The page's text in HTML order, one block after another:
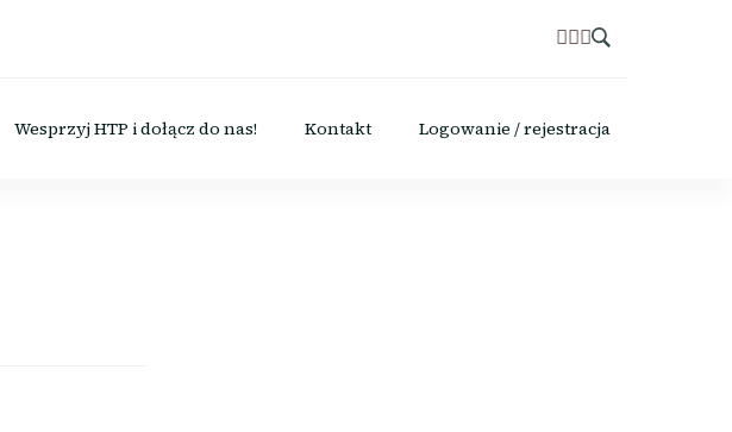
Wesprzyj HTP i dołącz do nas! Kontakt Logowanie / rejestracja